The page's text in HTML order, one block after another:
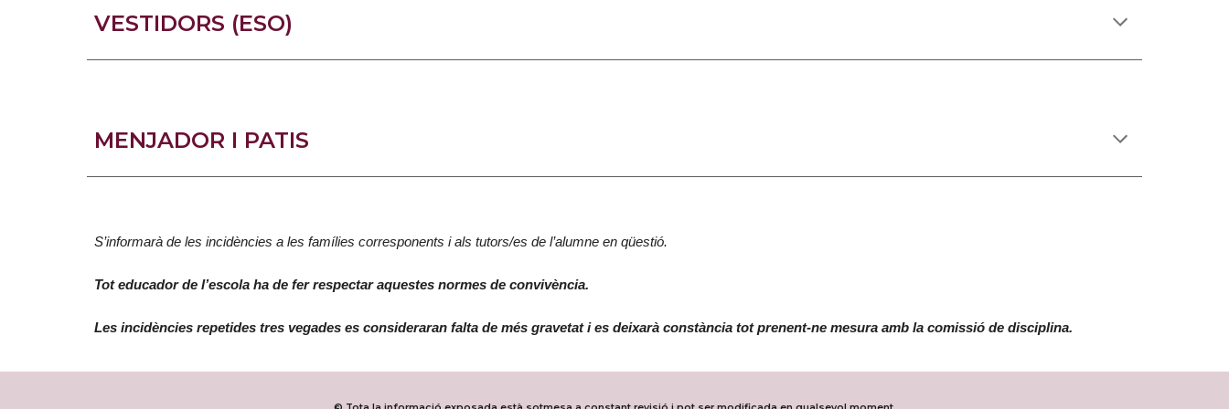
VESTIDORS (ESO)
MENJADOR I PATIS
S’informarà de les incidències a les famílies corresponents i als tutors/es de l’alumne en qüestió.
Tot educador de l’escola ha de fer respectar aquestes normes de convivència.
Les incidències repetides tres vegades es consideraran falta de més gravetat i es deixarà constància tot prenent-ne mesura amb la comissió de disciplina.